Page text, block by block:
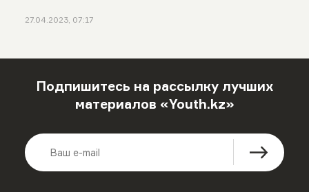
27.04.2023, 07:17
Подпишитесь на рассылку лучших
материалов «Youth.kz»